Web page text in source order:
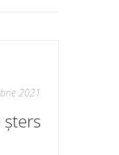
2021